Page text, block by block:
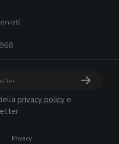
privacy policy e
Privacy